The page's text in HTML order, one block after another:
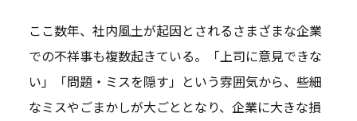
ここ数年、社内風土が起因とされるさまざまな企業
での不祥事も複数起きている。「上司に意見できな
い」「問題・ミスを隠す」という雰囲気から、些細
なミスやごまかしが大ごととなり、企業に大きな損